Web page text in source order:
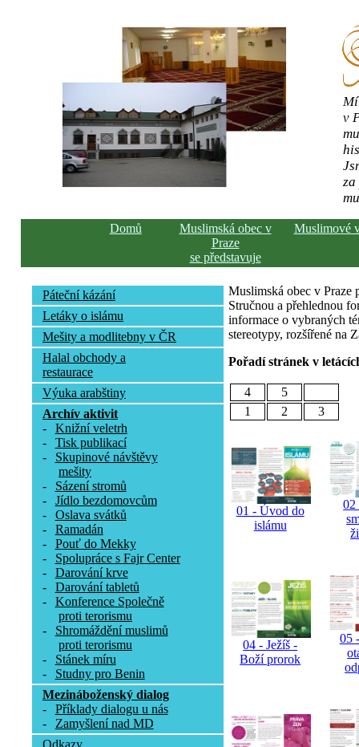
v
Domů
Muslimská obec v
Praze
se představuje
Muslimové
Páteční kázání
Letáky o islámu
Mešity a modlitebny v ČR
Halal obchody a
restaurace
Výuka arabštiny
Archív aktivit
-
Knižní veletrh
-
Tisk publikací
-
Skupinové návštěvy
mešity
-
Sázení stromů
-
Jídlo bezdomovcům
-
Oslava svátků
-
Ramadán
-
Pouť do Mekky
-
Spolupráce s Fajr Center
-
Darování krve
-
Darování tabletů
-
Konference Společně
proti terorismu
-
Shromáždění muslimů
proti terorismu
-
Stánek míru
-
Studny pro Benin
Mezináboženský dialog
-
Příklady dialogu u nás
-
Zamyšlení nad MD
Muslimská obec v Praze
Stručnou a přehlednou
informace o vybraných
stereotypy, rozšířené na
Pořadí stránek v
4
5
1
2 3
01 - Úvod do
islámu
02
04 - Ježíš -
Boží prorok
05